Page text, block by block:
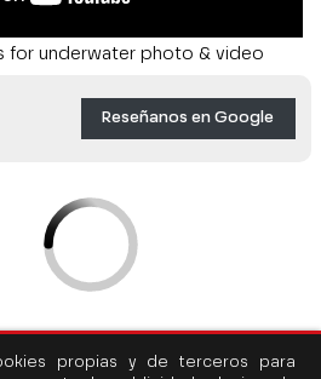
for underwater photo & video
Reseñanos en Google
propias y de terceros para